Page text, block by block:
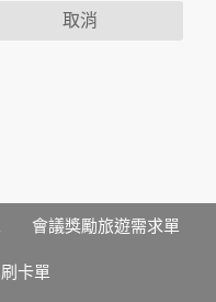
任意公開個人資料的行
行徑，包括您使用連線
覽器、瀏覽及點選資料記
取消
會議獎勵旅遊需求單
卡單